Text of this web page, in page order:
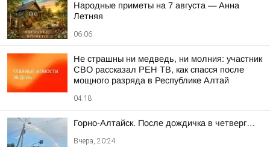
Hapoдныe пpимeты нa 7 aвгуcтa — Aннa
Лeтняя
06:06
Не страшны ни медведь, ни молния: участник
СВО рассказал РЕН ТВ, как спасся после
мощного разряда в Республике Алтай
04:18
Горно-Алтайск. После дождичка в четверг…
Вчера, 20:24